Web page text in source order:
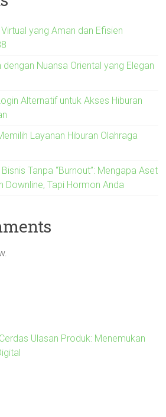
yang Aman dan Efisien
Nuansa Oriental yang Elegan
Alternatif untuk Akses Hiburan
Layanan Hiburan Olahraga
Tanpa “Burnout”: Mengapa Aset
Downline, Tapi Hormon Anda
Ulasan Produk: Menemukan